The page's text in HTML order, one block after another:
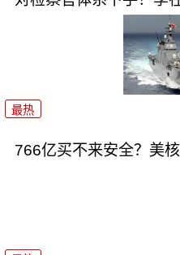
最热
766亿买不来安全？美